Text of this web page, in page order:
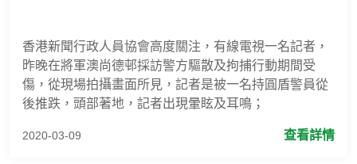
香港新聞行政人員協會高度關注，有線電視一名記者，
昨晚在將軍澳尚德邨採訪警方驅散及拘捕行動期間受
傷，從現場拍攝畫面所見，記者是被一名持圓盾警員從
後推跌，頭部著地，記者出現暈眩及耳鳴；
2020-03-09 查看詳情